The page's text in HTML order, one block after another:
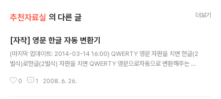
추천자료실 의 다른 글 더보기
[자작] 영문 한글 자동 변환기
(마지막 업데이트: 2014-03-14 16:00) QWERTY 영문 자판을 치면 한글(2
벌식)로한글(2벌식) 자판을 치면 QWERTY 영문으로자동으로 변환해주는 도
초 소스는 인터넷에서 다운받은 e2h.js라는 자바스크립트로, 영문을 한글로 변
0 1 2008. 6. 26.